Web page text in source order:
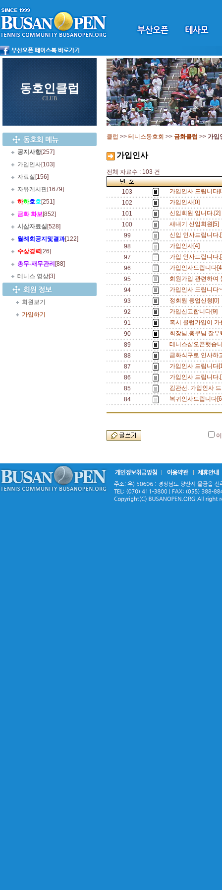
동호인클럽
CLUB
공지사항[257]
가입인사[103]
자료실 [156]
자유게시판[1679]
하하호호[251]
금화 화보[852]
시삽자료실 [528]
월례회공지및결과[122]
수상경력 [26]
총무-재무관리 [88]
테니스 영상[3]
회원보기
가입하기
클럽 >> 테니스동호회 >> 금화클럽 >> 가입
가입인사
전체 자료수 : 103 건
103
가입인사 드립니
102
가입인사[0]
101
신입회원 입니다
100
새내기 신입회원[5]
99
신입 인사드립니다
98
가입인사[4]
97
가입 인사드립니다
96
가입인사드립니다
95
회원가입 관련하
94
가입인사 드립니
93
정회원 등업신청[0]
92
가입신고합니다[9]
91
혹시 클럽가입이
90
회장님,총무님 잘
89
테니스샵오픈햇습
88
금화식구로 인사
87
가입인사 드립니
86
가입인사 드립니
85
김관선. 가입인사
84
복귀인사드립니다